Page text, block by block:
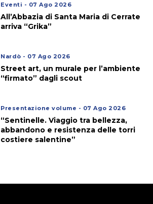
Eventi - 07 Ago 2026
All’Abbazia di Santa Maria di Cerrate
arriva “Grika”
Nardò - 07 Ago 2026
Street art, un murale per l’ambiente
“firmato” dagli scout
Presentazione volume - 07 Ago 2026
“Sentinelle. Viaggio tra bellezza,
abbandono e resistenza delle torri
costiere salentine”